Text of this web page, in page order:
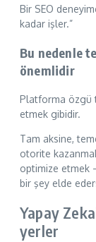
Bir SEO
kadar işler.”
Bu nedenle
önemlidir
Platforma özgü
etmek gibidir.
Tam aksine,
otorite
optimize etmek
bir şey elde
Yapay
yerler